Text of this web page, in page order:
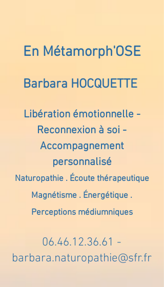
En Métamorph'OSE
Barbara HOCQUETTE
Libération émotionnelle -
Reconnexion à soi -
Accompagnement
personnalisé
Naturopathie . Écoute thérapeutique
Magnétisme . Énergétique .
Perceptions médiumniques
06.46.12.36.61 -
barbara.naturopathie@sfr.fr